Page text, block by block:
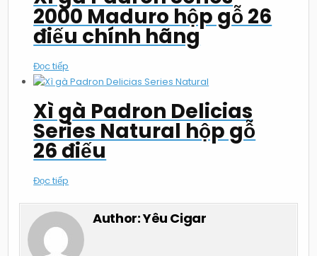
2000 Maduro hộp gỗ 26
điếu chính hãng
Đọc tiếp
Xì gà Padron Delicias
Series Natural hộp gỗ
26 điếu
Đọc tiếp
Author:Yêu Cigar